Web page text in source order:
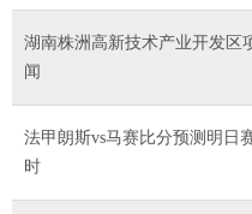
湖南株洲高新技术产业开发区
闻
法甲朗斯vs马赛比分预测明日
时